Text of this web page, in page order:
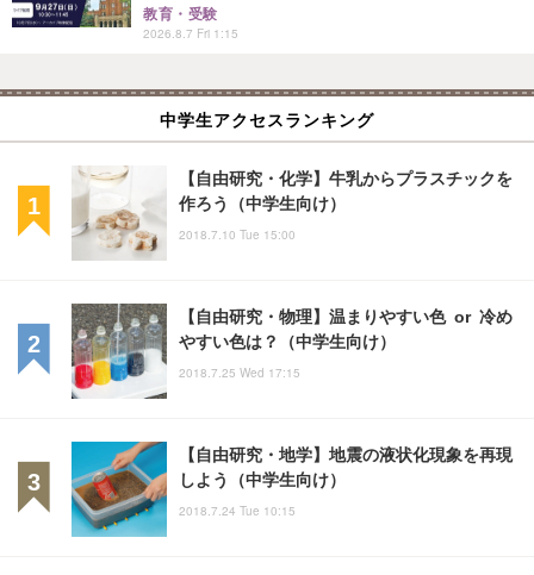
教育・受験
2026.8.7 Fri 1:15
中学生アクセスランキング
【自由研究・化学】牛乳からプラスチックを
作ろう（中学生向け）
2018.7.10 Tue 15:00
【自由研究・物理】温まりやすい色 or 冷め
やすい色は？（中学生向け）
2018.7.25 Wed 17:15
【自由研究・地学】地震の液状化現象を再現
しよう（中学生向け）
2018.7.24 Tue 10:15